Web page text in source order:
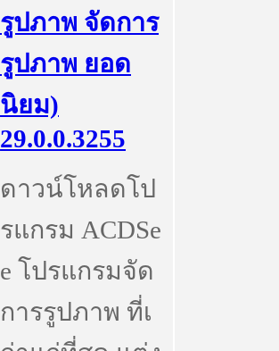
รูปภาพ จัดการ
รูปภาพ ยอด
นิยม)
29.0.0.3255
ดาวน์โหลดโป
รแกรม ACDSe
e โปรแกรมจัด
การรูปภาพ ที่เ